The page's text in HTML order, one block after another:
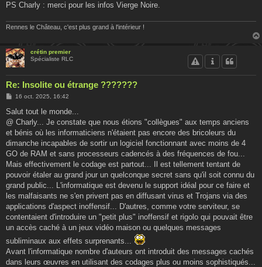
PS Charly : merci pour les infos Vierge Noire.
Rennes le Château, c'est plus grand à l'intérieur !
crétin premier
Spécialiste RLC
Re: Insolite ou étrange ???????
M
s
a
g
16 oct. 2025, 16:42
Salut tout le monde...
@ Charly... Je constate que nous étions "collègues" aux temps anciens
et bénis où les informaticiens n'étaient pas encore des bricoleurs du
dimanche incapables de sortir un logiciel fonctionnant avec moins de 4
GO de RAM et sans processeurs cadencés à des fréquences de fou...
Mais effectivement le codage est partout... Il est tellement tentant de
pouvoir étaler au grand jour un quelconque secret sans qu'il soit connu du
grand public... L'informatique est devenu le support idéal pour ce faire et
les malfaisants ne s'en privent pas en diffusant virus et Trojans via des
applications d'aspect inoffensif... D'autres, comme votre serviteur, se
contentaient d'introduire un "petit plus" inoffensif et rigolo qui pouvait être
un accès caché à un jeux vidéo maison ou quelques messages
subliminaux aux effets surprenants...
Avant l'informatique nombre d'auteurs ont introduit des messages cachés
dans leurs œuvres en utilisant des codages plus ou moins sophistiqués...